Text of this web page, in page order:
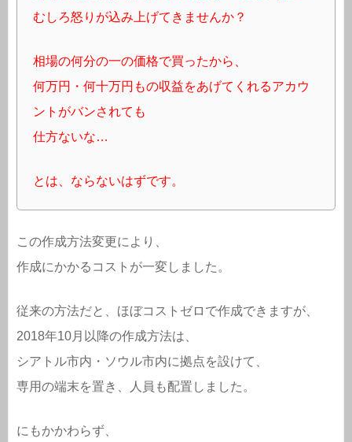
むしろ怒りが込み上げてきませんか？
相場の何分の一の価格で買ったから、
何万円・何十万円もの収益をあげてくれるアカウ
ントがバンされても
仕方ないな…
とは、ならないはずです。
この作成方法変更により、
作成にかかるコストが一変しました。
従来の方法だと、ほぼコストゼロで作成できますが、
2018年10月以降の作成方法は、
シアトル市内・ソウル市内に拠点を設けて、
専用の端末を置き、人員も配置しました。
にもかかわらず、